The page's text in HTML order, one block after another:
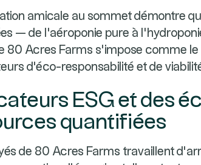
amicale au sommet démontre
— de l'aéroponie pure à
80 Acres Farms s'impose comme le
d'éco-responsabilité et de
ESG et des
quantifiées
de 80 Acres Farms travaillent